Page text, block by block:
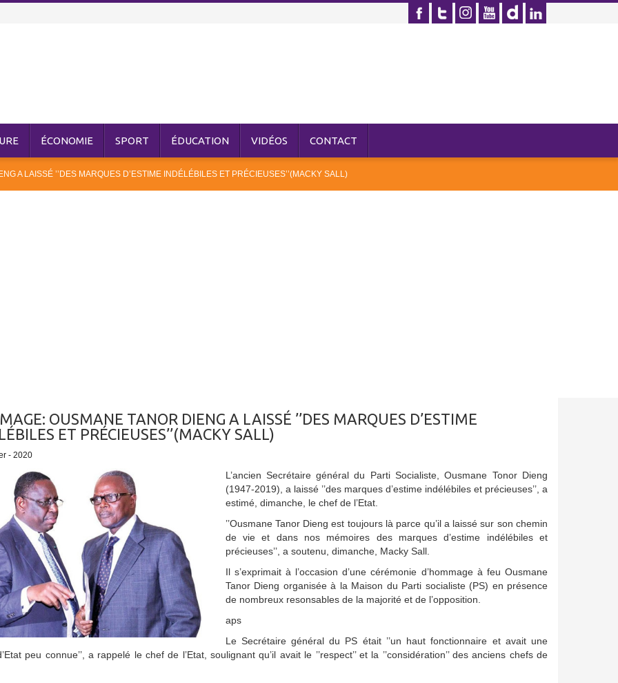
ÉCONOMIE SPORT ÉDUCATION VIDÉOS CONTACT
A LAISSÉ ’’DES MARQUES D’ESTIME INDÉLÉBILES ET PRÉCIEUSES’’(MACKY SALL)
OUSMANE TANOR DIENG A LAISSÉ ’’DES MARQUES D’ESTIME
ET PRÉCIEUSES’’(MACKY SALL)
- 2020
L’ancien Secrétaire général du Parti Socialiste, Ousmane Tonor Dieng
(1947-2019), a laissé ’’des marques d’estime indélébiles et précieuses’’, a
estimé, dimanche, le chef de l’Etat.
’’Ousmane Tanor Dieng est toujours là parce qu’il a laissé sur son chemin
de vie et dans nos mémoires des marques d’estime indélébiles et
précieuses’’, a soutenu, dimanche, Macky Sall.
Il s’exprimait à l’occasion d’une cérémonie d’hommage à feu Ousmane
Tanor Dieng organisée à la Maison du Parti socialiste (PS) en présence
de nombreux resonsables de la majorité et de l’opposition.
aps
Le Secrétaire général du PS était ’’un haut fonctionnaire et avait une
peu connue’’, a rappelé le chef de l’Etat, soulignant qu’il avait le ’’respect’’ et la ’’considération’’ des anciens chefs de